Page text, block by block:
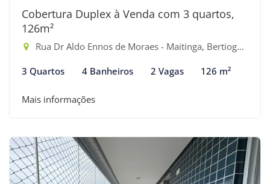
Cobertura Duplex à Venda com 3 quartos,
126m²
Rua Dr Aldo Ennos de Moraes - Maitinga, Bertioga-SP
3 Quartos 4 Banheiros 2 Vagas 126 m²
Mais informações